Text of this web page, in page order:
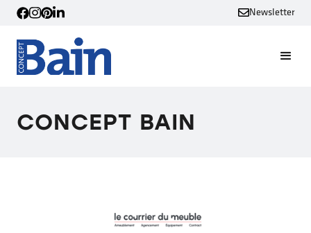
Newsletter
CONCEPT BAIN